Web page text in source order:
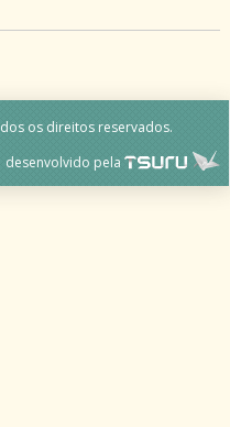
os direitos reservados.
desenvolvido pela